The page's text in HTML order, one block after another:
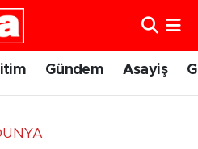
Gündem Asayiş